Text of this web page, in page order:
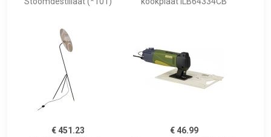
€ 451.23
€ 46.99